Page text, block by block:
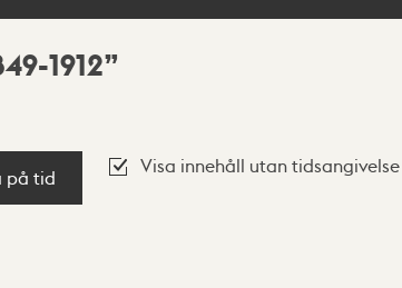
1912
på tid
Visa innehåll utan tidsangivelse